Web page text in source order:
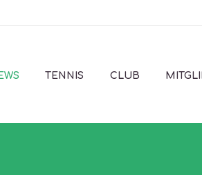
TENNIS CLUB